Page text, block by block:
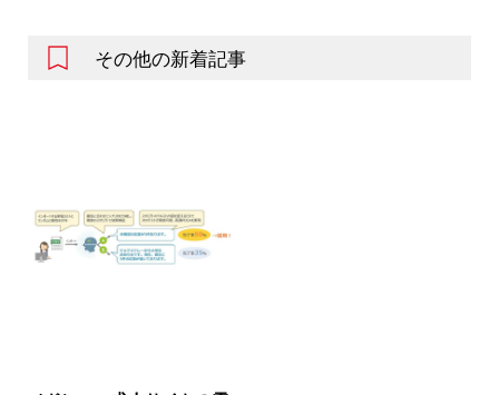
その他の新着記事